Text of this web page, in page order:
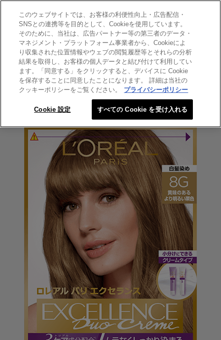
SEARCH THIS SITE
エクセランス
エクセランス クリームタイプ
8G 黄味のあるより明るい栗色
このウェブサイトでは、お客様の利便性向上・広告配信・
SNSとの連携等を目的として、Cookieを使用しています。
そのために、当社は、広告パートナー等の第三者のデータ・
マネジメント・プラットフォーム事業者から、Cookieによ
り収集された位置情報やウェブの閲覧履歴等とそれらの分析
結果を取得し、お客様の個人データと結び付けて利用してい
ます。「同意する」をクリックすると、デバイスに Cookie
を保存することに同意したことになります。 詳細は当社の
クッキーポリシーをご覧ください。
プライバシーポリシー
Cookie 設定 すべての Cookie を受け入れる